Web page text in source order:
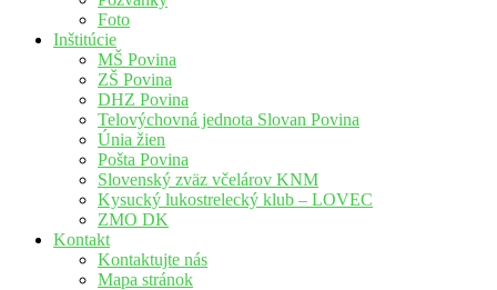
Foto
Inštitúcie
MŠ Povina
ZŠ Povina
DHZ Povina
Telovýchovná jednota Slovan Povina
Únia žien
Pošta Povina
Slovenský zväz včelárov KNM
Kysucký lukostrelecký klub – LOVEC
ZMO DK
Kontakt
Kontaktujte nás
Mapa stránok